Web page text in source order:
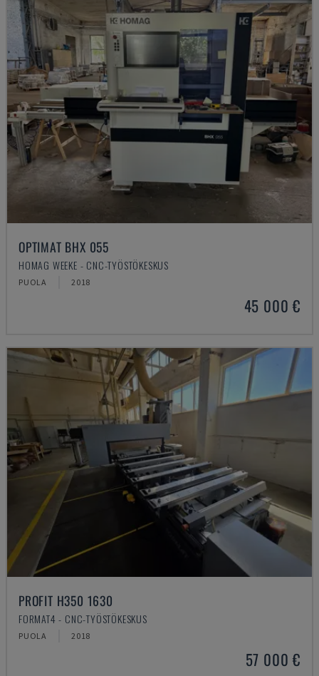
OPTIMAT BHX 055
HOMAG WEEKE - CNC-TYÖSTÖKESKUS
PUOLA 2018
45 000 €
PROFIT H350 1630
FORMAT4 - CNC-TYÖSTÖKESKUS
PUOLA 2018
57 000 €